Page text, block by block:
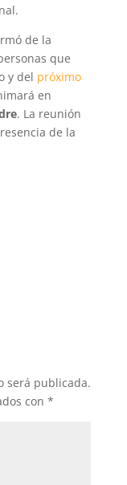
de la
que
y del próximo
en
. La reunión
de la
será publicada.
con *